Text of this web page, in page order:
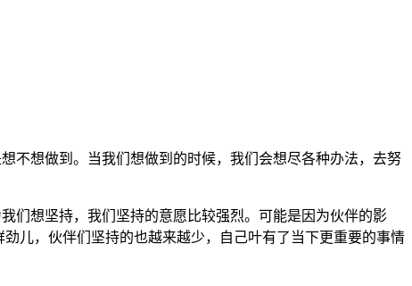
不想做到。当我们想做到的时候，我们会想尽各种办法，去努
想坚持，我们坚持的意愿比较强烈。可能是因为伙伴的影
儿，伙伴们坚持的也越来越少，自己叶有了当下更重要的事情